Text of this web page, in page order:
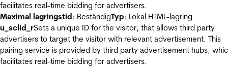
facilitates real-time bidding for advertisers.
Maximal lagringstid: BeständigTyp: Lokal HTML-lagring
u_sclid_rSets a unique ID for the visitor, that allows third party
advertisers to target the visitor with relevant advertisement. This
pairing service is provided by third party advertisement hubs,
facilitates real-time bidding for advertisers.